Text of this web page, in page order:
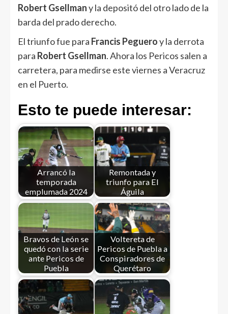
Robert Gsellmany la depositó del otro lado de la
barda del prado derecho.
El triunfo fue para Francis Pegueroy la derrota
para Robert Gsellman. Ahora los Pericos salen a
carretera, para medirse este viernes a Veracruz
en el Puerto.
Esto te puede interesar:
Arrancó la
temporada
emplumada 2024
Remontada y
triunfo para El
Águila
Bravos de León se
quedó con la serie
ante Pericos de
Puebla
Voltereta de
Pericos de Puebla a
Conspiradores de
Querétaro